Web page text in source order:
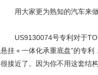
用大家更为熟知的汽车来
US9130074号专利对于
悬挂＋一体化承重底盘”的专
很接近了。因为你不用这套结